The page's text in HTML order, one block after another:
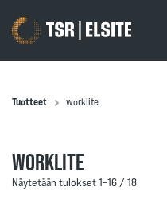
Tuotteet worklite
WORKLITE
Näytetään tulokset 1–16 / 18